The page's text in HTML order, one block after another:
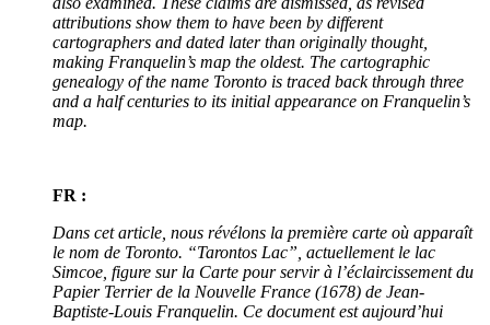
attributions show them to have been by different
cartographers and dated later than originally thought,
making Franquelin’s map the oldest. The cartographic
genealogy of the name Toronto is traced back through three
and a half centuries to its initial appearance on Franquelin’s
map.
FR :
Dans cet article, nous révélons la première carte où apparaît
le nom de Toronto. “Tarontos Lac”, actuellement le lac
Simcoe, figure sur la Carte pour servir à l’éclaircissement du
Papier Terrier de la Nouvelle France (1678) de Jean-
Baptiste-Louis Franquelin. Ce document est aujourd’hui